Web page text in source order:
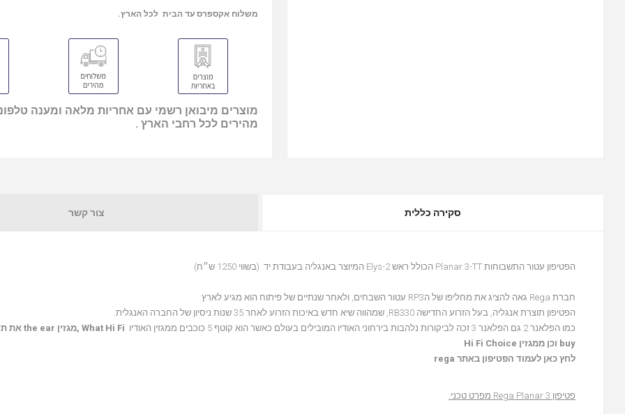
משלוח אקספרס עד הבית לכל הארץ.
מוצרים מיבואן רשמי עם אחריות מלאה ומענה
מהירים לכל רחבי הארץ .
סקירה כללית צור קשר
הפטיפון עטור התשבוחות Planar 3-TT הכולל ראש Elys-2 המיוצר באנגליה בעבודת יד (בשווי 1250 ש״ח)
חברת Rega גאה להציג את מחליפו של הRP3 עטור השבחים, ולאחר שנתיים של פיתוח הוא מגיע לארץ.
הפטיפון תוצרת אנגליה, בעל הזרוע החדישה RB330, שמהווה שיא חדש באיכות הזרוע לאחר 35 שנות ניסיון של החברה האנגלית.
כמו הפלאנר 2 גם הפלאנר 3 זכה לביקורות נלהבות בירחוני האודיו המובילים בעולם כאשר הוא קוטף 5 כוכבים ממגזין האודיו
buy וכן מ
מגזין Hi Fi Choice
קובץ
לחץ כאן לעמוד הפטיפון באתר rega
פטיפון Rega Planar 3 מפרט טכני: